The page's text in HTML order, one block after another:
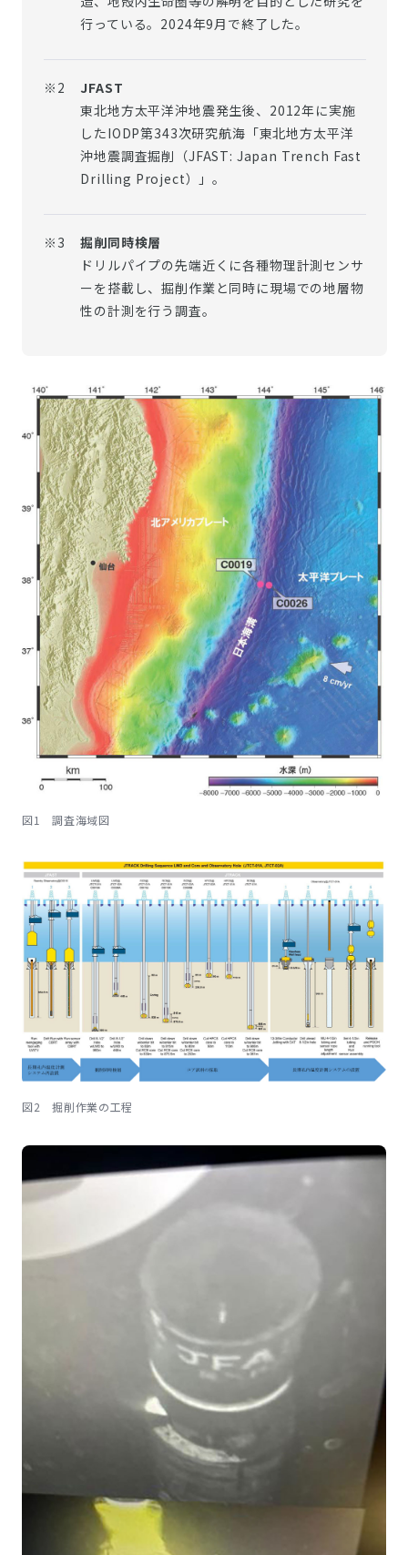
行っている。2024年9月で終了した。
※2
JFAST
東北地方太平洋沖地震発生後、2012年に実施
したIODP第343次研究航海「東北地方太平洋
沖地震調査掘削（JFAST: Japan Trench Fast
Drilling Project）」。
※3
掘削同時検層
ドリルパイプの先端近くに各種物理計測センサ
ーを搭載し、掘削作業と同時に現場での地層物
性の計測を行う調査。
図1 調査海域図
図2 掘削作業の工程